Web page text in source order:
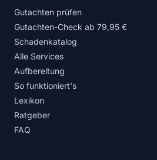
Gutachten prüfen
Gutachten-Check ab 79,95 €
Schadenkatalog
Alle Services
Aufbereitung
So funktioniert's
Lexikon
Ratgeber
FAQ